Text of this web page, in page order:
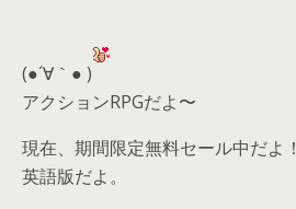
(●´∀｀● )
アクションRPGだよ〜
現在、期間限定無料セール中だよ！
英語版だよ。